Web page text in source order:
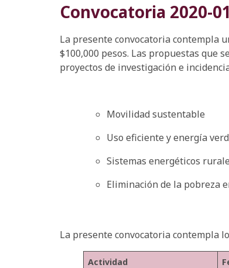
Convocatoria 2020-
La presente convocatoria contempla
$100,000 pesos. Las propuestas que
proyectos de investigación e
Movilidad sustentable
Uso eficiente y energía
Sistemas energéticos
Eliminación de la pobreza
La presente convocatoria contempla
Actividad